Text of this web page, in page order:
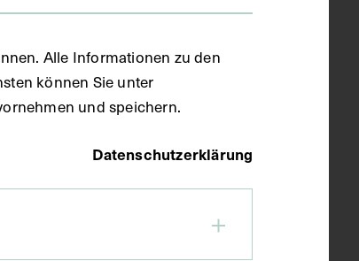
Alle Informationen zu den
können Sie unter
und speichern.
Datenschutzerklärung